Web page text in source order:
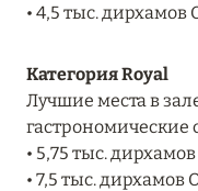
Подробнее
27 сентября 2024
HÔTEL BARRIÈRE
Подробнее
• 4,5 тыс. дирхамов
Категория Royal
Лучшие места в
гастрономические
• 5,75 тыс.
• 7,5 тыс. дирхамов